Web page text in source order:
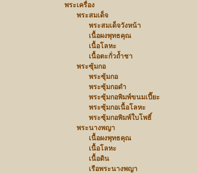
พระเครื่อง
พระสมเด็จ
พระสมเด็จวังหน้า
เนื้อผงพุทธคุณ
เนื้อโลหะ
เนื้อตะกั่วถ้ำชา
พระซุ้มกอ
พระซุ้มกอ
พระซุ้มกอดำ
พระซุ้มกอพิมพ์ขนมเปี๊ยะ
พระซุ้มกอเนื้อโลหะ
พระซุ้มกอพิมพ์ใบโพธิ์
พระนางพญา
เนื้อผงพุทธคุณ
เนื้อโลหะ
เนื้อดิน
เรือพระนางพญา